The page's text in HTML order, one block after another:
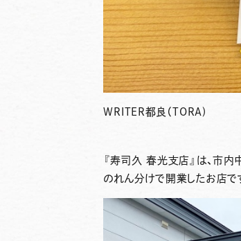
WRITER都良（TORA)
『寿司久 春光支店』 は、市内
のれん分けで開業したお店で